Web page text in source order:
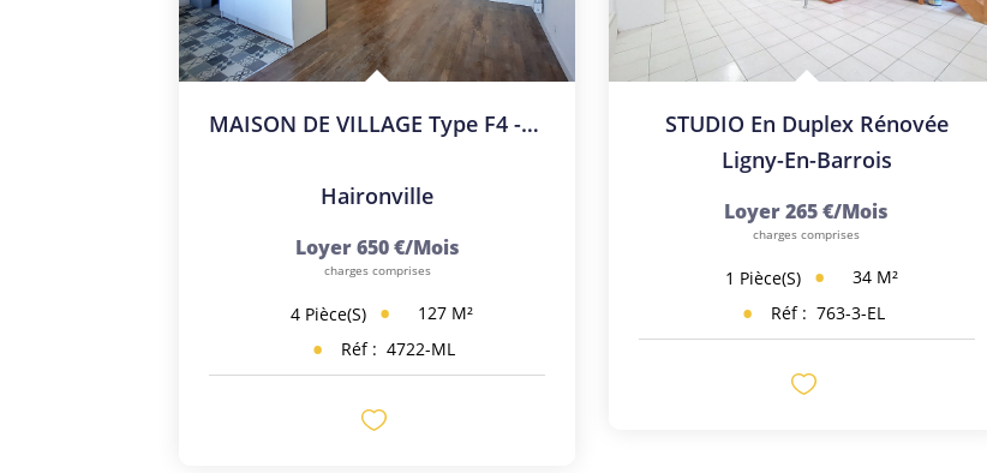
MAISON DE VILLAGE Type F4 - Garage Et Jardin
Haironville
Loyer 650 €/mois
charges comprises
4 Pièce(s) 127 M²
Réf : 4722-ML
STUDIO En Duplex Rénovée
Ligny-En-Barrois
Loyer 265 €/mois
charges comprises
1 Pièce(s) 34 M²
Réf : 763-3-EL